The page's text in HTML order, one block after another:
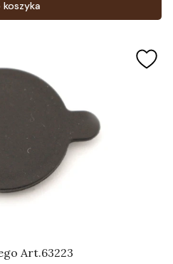
koszyka
Art.63223